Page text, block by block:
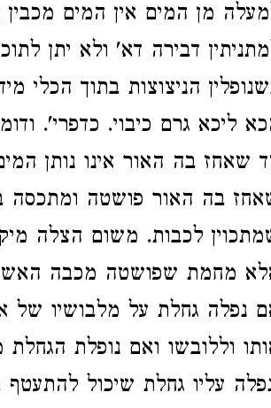
מן המים אין המים
דבירה דא' ולא יתן
הניצוצות בתוך הכלי
ליכא גרם כיבוי. כדפרי'.
שאחז בה האור אינו נותן
בה האור פושטה ומתכסה
לכבות. משום הצלה
מחמת שפושטה מכבה האש
נפלה גחלת על מלבושיו של
וללובשו ואם נופלת
עליו גחלת שיכול